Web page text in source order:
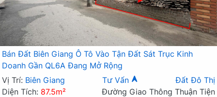
Bán Đất Biên Giang Ô Tô Vào Tận Đất Sát Trục Kinh
Doanh Gần QL6A Đang Mở Rộng
Vị Trí: Biên Giang Tư Vấn
Đất Đô Thị
Diện Tích: 87.5m²
Đường Giao Thông Thuận Tiện